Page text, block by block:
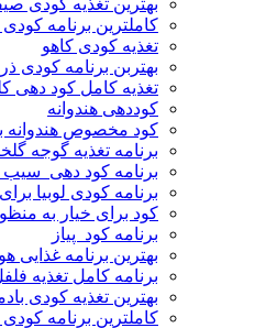
بهترین تغذیه کودی
کاملترین برنامه کودی
تغذیه کودی کاهو
بهتربن برنامه کودی
تغذیه کامل کود دهی
کوددهی هندوانه
کود مخصوص هندوانه
برنامه تغذیه گوجه
برنامه کود دهی سیب
برنامه کودی لوبیا
کود برای خیار به
برنامه کود پیاز
بهترین برنامه غذایی
برنامه کامل تغذیه
بهترین تغذیه کودی
کاملترین برنامه